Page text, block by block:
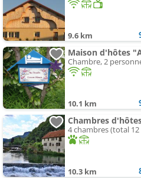
9.6 km
Maison d'hôtes
Chambre, 2
10.1 km
Chambres
4 chambres (total
10.3 km